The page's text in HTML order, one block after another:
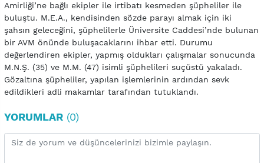
Amirliği’ne bağlı ekipler ile irtibatı kesmeden şüpheliler ile
buluştu. M.E.A., kendisinden sözde parayı almak için iki
şahsın geleceğini, şüphelilerle Üniversite Caddesi’nde bulunan
bir AVM önünde buluşacaklarını ihbar etti. Durumu
değerlendiren ekipler, yapmış oldukları çalışmalar sonucunda
M.N.Ş. (35) ve M.M. (47) isimli şüphelileri suçüstü yakaladı.
Gözaltına şüpheliler, yapılan işlemlerinin ardından sevk
edildikleri adli makamlar tarafından tutuklandı.
YORUMLAR (0)